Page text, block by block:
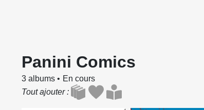
Panini Comics
3 albums
En cours
Tout ajouter